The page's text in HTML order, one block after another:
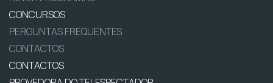
CONCURSOS
PERGUNTAS FREQUENTES
CONTACTOS
CONTACTOS